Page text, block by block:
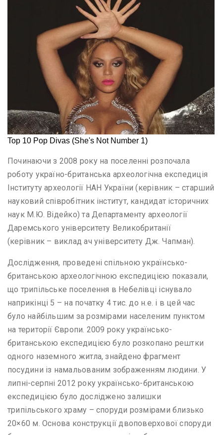
Починаючи з 2008 року на поселенні розпочала
роботу україно-британська археологічна експедиція
Інституту археології НАН України (керівник – старший
науковий співробітник інститут, кандидат історичних
наук М.Ю. Відейко) та Департаменту археології
Даремського університету Великобританії
(керівник – виклад ач університету Дж. Чапман).
Дослідження, проведені спільною українсько-
британською археологічною експедицією показали,
що трипільське поселення в Небелівці існувало
наприкінці 5 – на початку 4 тис. до н.е. і в цей час
було найбільшим за розмірами населеним пунктом
на території Європи. 2009 року українсько-
британською експедицією було розкопано рештки
одного наземного житла, знайдено фрагмент
посудини із намальованим зображенням людини. У
липні-серпні 2012 року українсько-британською
експедицією було досліджено залишки
трипільського храму – споруди розмірами близько
20×60 м. Основа конструкції двоповерхової споруди